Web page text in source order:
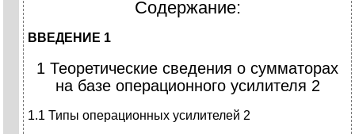
Содержание:
ВВЕДЕНИЕ 1
1 Теоретические сведения о сумматорах
на базе операционного усилителя 2
1.1 Типы операционных усилителей 2